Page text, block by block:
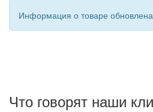
Информация о товаре
Что говорят наши